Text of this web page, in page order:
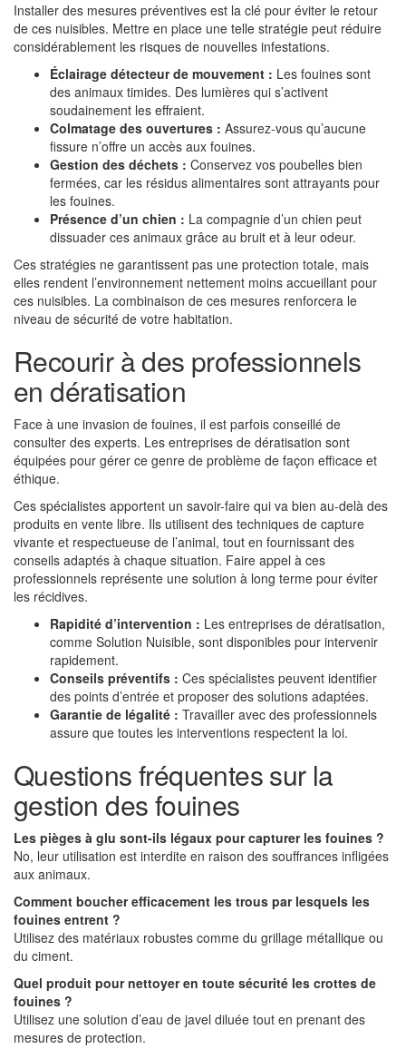
Installer des mesures préventives est la clé pour éviter le retour
de ces nuisibles. Mettre en place une telle stratégie peut réduire
considérablement les risques de nouvelles infestations.
Éclairage détecteur de mouvement : Les fouines sont
des animaux timides. Des lumières qui s’activent
soudainement les effraient.
Colmatage des ouvertures : Assurez-vous qu’aucune
fissure n’offre un accès aux fouines.
Gestion des déchets : Conservez vos poubelles bien
fermées, car les résidus alimentaires sont attrayants pour
les fouines.
Présence d’un chien : La compagnie d’un chien peut
dissuader ces animaux grâce au bruit et à leur odeur.
Ces stratégies ne garantissent pas une protection totale, mais
elles rendent l’environnement nettement moins accueillant pour
ces nuisibles. La combinaison de ces mesures renforcera le
niveau de sécurité de votre habitation.
Recourir à des professionnels
en dératisation
Face à une invasion de fouines, il est parfois conseillé de
consulter des experts. Les entreprises de dératisation sont
équipées pour gérer ce genre de problème de façon efficace et
éthique.
Ces spécialistes apportent un savoir-faire qui va bien au-delà des
produits en vente libre. Ils utilisent des techniques de capture
vivante et respectueuse de l’animal, tout en fournissant des
conseils adaptés à chaque situation. Faire appel à ces
professionnels représente une solution à long terme pour éviter
les récidives.
Rapidité d’intervention : Les entreprises de dératisation,
comme Solution Nuisible, sont disponibles pour intervenir
rapidement.
Conseils préventifs : Ces spécialistes peuvent identifier
des points d’entrée et proposer des solutions adaptées.
Garantie de légalité : Travailler avec des professionnels
assure que toutes les interventions respectent la loi.
Questions fréquentes sur la
gestion des fouines
Les pièges à glu sont-ils légaux pour capturer les fouines ?
No, leur utilisation est interdite en raison des souffrances infligées
aux animaux.
Comment boucher efficacement les trous par lesquels les
fouines entrent ?
Utilisez des matériaux robustes comme du grillage métallique ou
du ciment.
Quel produit pour nettoyer en toute sécurité les crottes de
fouines ?
Utilisez une solution d’eau de javel diluée tout en prenant des
mesures de protection.